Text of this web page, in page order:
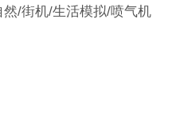
/街机/生活模拟/喷气机